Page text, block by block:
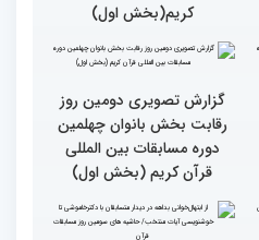
گزارش تصویری سومین روز
چهلمین دوره مسابقات
بین‌المللی قرآن کریم(بخش
اول)